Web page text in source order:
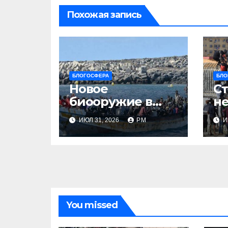
Похожая запись
БЛОГОСФЕРА
Новое
биооружие в
Сеуте
ИЮЛ 31, 2026 РМ
You missed